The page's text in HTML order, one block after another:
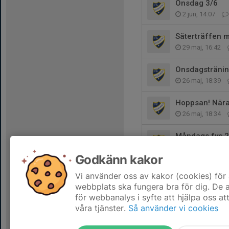
Onsdag 3/6
2 jun, 14:07
Säterträffen
29 maj, 16:42
26 maj, 18:39
Hoppsan!
26 maj, 18:34
Måndags fys
24 maj, 17:46
Godkänn kakor
Vi använder oss av kakor (cookies)
webbplats ska fungera bra för dig. De
för webbanalys i syfte att hjälpa oss
våra tjänster. Så använder vi cookies